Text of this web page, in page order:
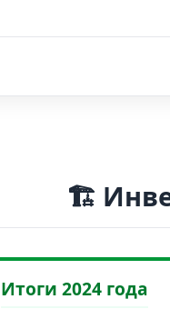
🏗️
Итоги 2024 года